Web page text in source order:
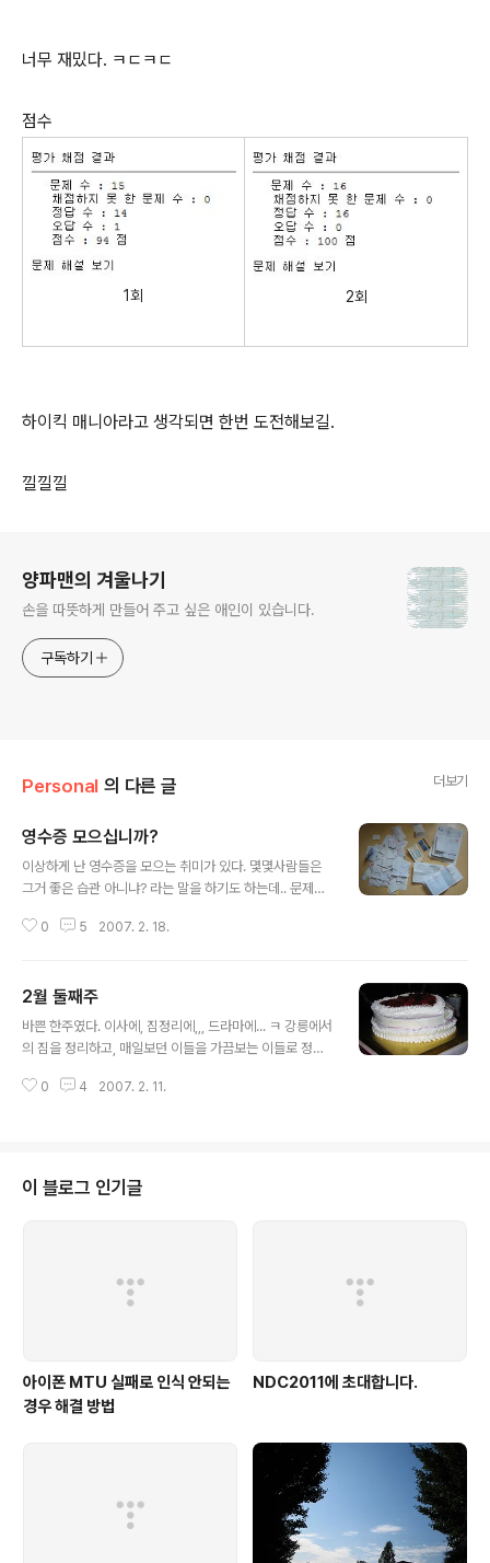
너무 재밌다. ㅋㄷㅋㄷ
점수
1회 2회
하이킥 매니아라고 생각되면 한번 도전해보길.
낄낄낄
양파맨의 겨울나기
손을 따뜻하게 만들어 주고 싶은 애인이 있습니다.
구독하기
Personal 의 다른 글 더보기
영수증 모으십니까?
이상하게 난 영수증을 모으는 취미가 있다. 몇몇사람들은
그거 좋은 습관 아니냐? 라는 말을 하기도 하는데.. 문제는
계부를 쓰는것도 아니다. 그런데 영수증을 왜 모을까.. 나도
되보인다. 저기 한뭉치 있는건 인터파크 영수증. 두께는 그
림자로 가늠하기 바란다. 책산 영수증은 남기고 나머지는
이참에 다 버렸다. 아무리 생각해도 이상한 취미다 -_-; 그
0 5 2007. 2. 18.
2월 둘째주
바쁜 한주였다. 이사에, 짐정리에,,, 드라마에... ㅋ 강릉에서
의 짐을 정리하고, 매일보던 이들을 가끔보는 이들로 정리
기 맨앞에 사라진 꼭지점은 이원배가 손가락으로 찍어 내
하는 매일보던 사람들. 이날 집으로 돌아오니 새벽 한시. 짐
을 싸기 시작했다. -_-; 그냥 책하고 컴퓨터셋트만 쌌는데
던 방을 비우고 남은..
0 4 2007. 2. 11.
이 블로그 인기글
아이폰 MTU 실패로 인식 안되는
경우 해결 방법
NDC2011에 초대합니다.